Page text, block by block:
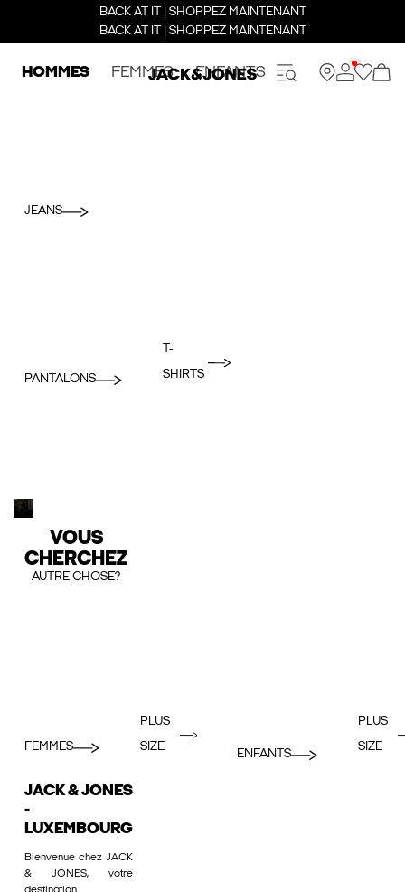
BACK AT IT | SHOPPEZ MAINTENANT
BACK AT IT | SHOPPEZ MAINTENANT
HOMMES FEMMES ENFANTS
JEANS
PANTALONS
T-
SHIRTS
VOUS
CHERCHEZ
AUTRE CHOSE?
FEMMES
PLUS
SIZE
ENFANTS
PLUS
SIZE
JACK & JONES
-
LUXEMBOURG
Bienvenue chez JACK
& JONES, votre